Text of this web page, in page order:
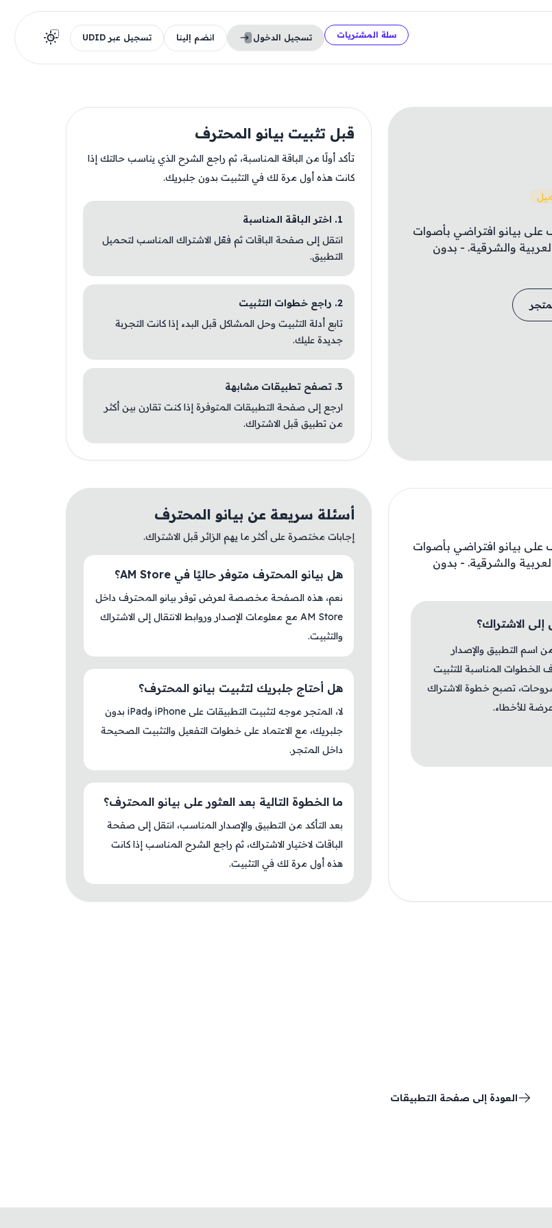
سلة المشتريات تسجيل الدخول انضم إلينا تسجيل عبر UDID
على بيانو افتراضي بأصوات
والشرقية. - بدون
قبل تثبيت بيانو المحترف
تأكد أولًا من الباقة المناسبة، ثم راجع الشرح الذي يناسب حالتك إذا
كانت هذه أول مرة لك في التثبيت بدون جلبريك.
1. اختر الباقة المناسبة
انتقل إلى صفحة الباقات ثم فعّل الاشتراك المناسب لتحميل
التطبيق.
2. راجع خطوات التثبيت
تابع أدلة التثبيت وحل المشاكل قبل البدء إذا كانت التجربة
جديدة عليك.
3. تصفح تطبيقات مشابهة
ارجع إلى صفحة التطبيقات المتوفرة إذا كنت تقارن بين أكثر
من تطبيق قبل الاشتراك.
على بيانو افتراضي بأصوات
والشرقية. - بدون
الاشتراك؟
اسم التطبيق والإصدار
الخطوات المناسبة للتثبيت
تصبح خطوة الاشتراك
للأخطاء.
أسئلة سريعة عن بيانو المحترف
إجابات مختصرة على أكثر ما يهم الزائر قبل الاشتراك.
هل بيانو المحترف متوفر حاليًا في AM Store؟
نعم، هذه الصفحة مخصصة لعرض توفر بيانو المحترف داخل
AM Store مع معلومات الإصدار وروابط الانتقال إلى الاشتراك
والتثبيت.
هل أحتاج جلبريك لتثبيت بيانو المحترف؟
لا، المتجر موجه لتثبيت التطبيقات على iPhone وiPad بدون
جلبريك، مع الاعتماد على خطوات التفعيل والتثبيت الصحيحة
داخل المتجر.
ما الخطوة التالية بعد العثور على بيانو المحترف؟
بعد التأكد من التطبيق والإصدار المناسب، انتقل إلى صفحة
الباقات لاختيار الاشتراك، ثم راجع الشرح المناسب إذا كانت
هذه أول مرة لك في التثبيت.
العودة إلى صفحة التطبيقات